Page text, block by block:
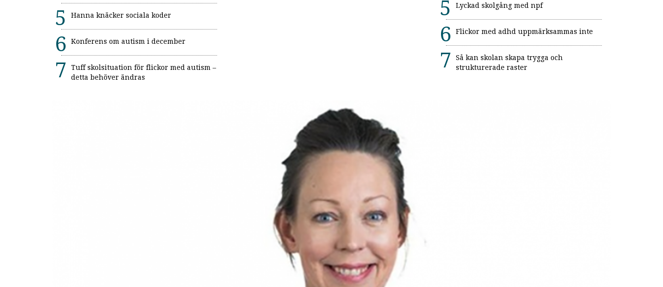
Hanna knäcker sociala koder
Konferens om autism i december
Tuff skolsituation för flickor med autism –
detta behöver ändras
Lyckad skolgång med npf
Flickor med adhd uppmärksammas inte
Så kan skolan skapa trygga och
strukturerade raster